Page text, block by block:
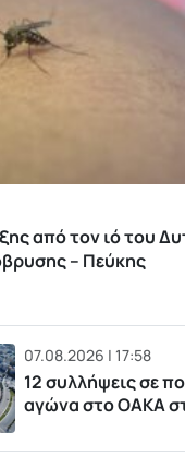
από τον ιό του
– Πεύκης
07.08.2026 | 17:58
12 συλλήψεις σε
αγώνα στο ΟΑΚΑ